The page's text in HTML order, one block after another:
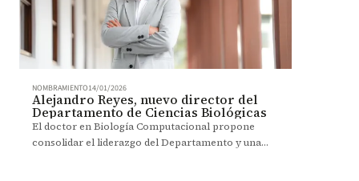
NOMBRAMIENTO14/01/2026
Alejandro Reyes, nuevo director del
Departamento de Ciencias Biológicas
El doctor en Biología Computacional propone
consolidar el liderazgo del Departamento y una